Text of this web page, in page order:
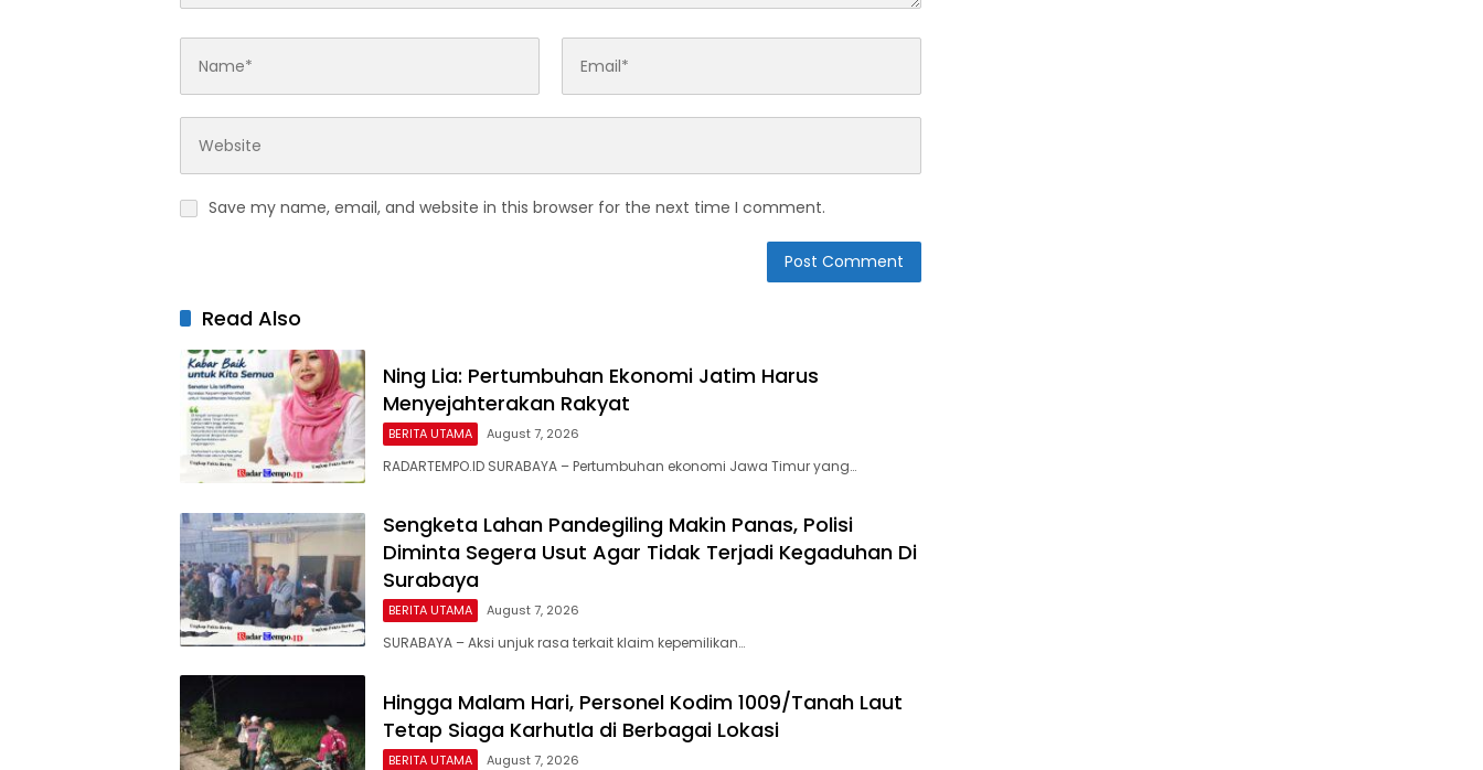
Save my name, email, and website in this browser for the next time I comment.
Read Also
Ning Lia: Pertumbuhan Ekonomi Jatim Harus
Menyejahterakan Rakyat
BERITA UTAMA August 7, 2026
RADARTEMPO.ID SURABAYA – Pertumbuhan ekonomi Jawa Timur yang…
Sengketa Lahan Pandegiling Makin Panas, Polisi
Diminta Segera Usut Agar Tidak Terjadi Kegaduhan Di
Surabaya
BERITA UTAMA August 7, 2026
SURABAYA – Aksi unjuk rasa terkait klaim kepemilikan…
Hingga Malam Hari, Personel Kodim 1009/Tanah Laut
Tetap Siaga Karhutla di Berbagai Lokasi
BERITA UTAMA August 7, 2026